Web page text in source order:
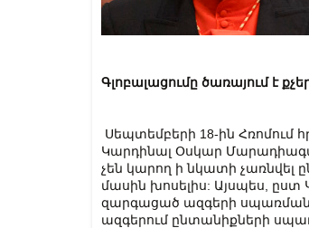
Գլոբալացումը ծառայում է
Սեպտեմբերի 18-ին Հռոմում
Կարդինալ Օսկար
չեն կարող ի նկատի չառնվել
մասին խոսելիս: Այսպես,
զարգացած ազգերի սպառման
ազգերում ընտանիքների